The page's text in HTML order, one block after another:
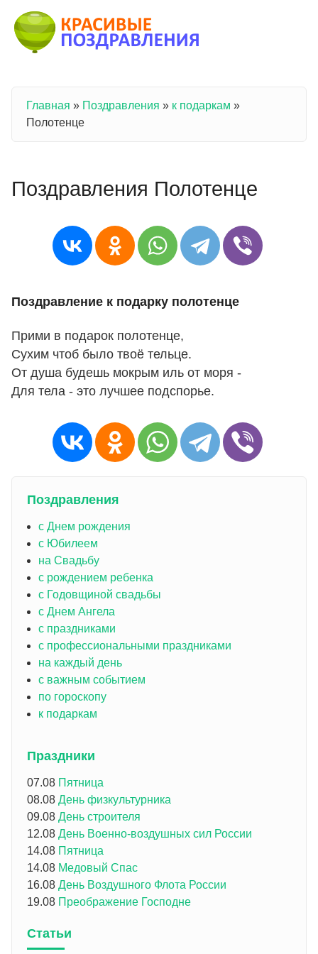
Вы здесь
Главная » Поздравления » к подаркам »
Полотенце
Поздравления Полотенце
Поздравление к подарку полотенце
Прими в подарок полотенце,
Сухим чтоб было твоё тельце.
От душа будешь мокрым иль от моря -
Для тела - это лучшее подспорье.
Поздравления
с Днем рождения
с Юбилеем
на Свадьбу
с рождением ребенка
с Годовщиной свадьбы
с Днем Ангела
с праздниками
с профессиональными праздниками
на каждый день
с важным событием
по гороскопу
к подаркам
Праздники
07.08 Пятница
08.08 День физкультурника
09.08 День строителя
12.08 День Военно-воздушных сил России
14.08 Пятница
14.08 Медовый Спас
16.08 День Воздушного Флота России
19.08 Преображение Господне
Статьи